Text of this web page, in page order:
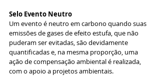
Selo Evento Neutro
Um evento é neutro em carbono quando suas
emissões de gases de efeito estufa, que não
puderam ser evitadas, são devidamente
quantificadas e, na mesma proporção, uma
ação de compensação ambiental é realizada,
com o apoio a projetos ambientais.